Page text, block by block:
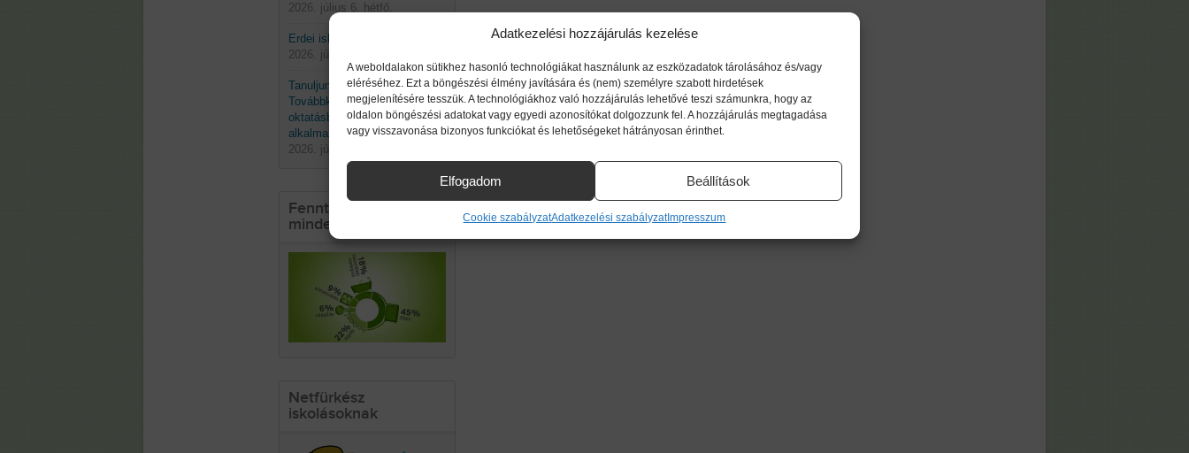
Adatkezelési hozzájárulás kezelése
A weboldalakon sütikhez hasonló technológiákat használunk az eszközadatok tárolásához és/vagy
eléréséhez. Ezt a böngészési élmény javítására és (nem) személyre szabott hirdetések
megjelenítésére tesszük. A technológiákhoz való hozzájárulás lehetővé teszi számunkra, hogy az
oldalon böngészési adatokat vagy egyedi azonosítókat dolgozzunk fel. A hozzájárulás megtagadása
vagy visszavonása bizonyos funkciókat és lehetőségeket hátrányosan érinthet.
Elfogadom Beállítások
Cookie szabályzatAdatkezelési szabályzatImpresszum
2026. július 6. hétfő.
Erdei iskolák 2026 tavaszán
2026. június 29. hétfő.
Tanuljunk a természettől!
Továbbképzés a biomimikri
oktatásban való
alkalmazásáról
2026. június 19. péntek.
Fenntarthatóság a
mindennapokban
Netfürkész
iskolásoknak